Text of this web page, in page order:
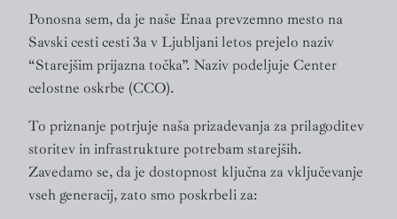
Ponosna sem, da je naše Enaa prevzemno mesto na
Savski cesti cesti 3a v Ljubljani letos prejelo naziv
“Starejšim prijazna točka”. Naziv podeljuje Center
celostne oskrbe (CCO).
To priznanje potrjuje naša prizadevanja za prilagoditev
storitev in infrastrukture potrebam starejših.
Zavedamo se, da je dostopnost ključna za vključevanje
vseh generacij, zato smo poskrbeli za: